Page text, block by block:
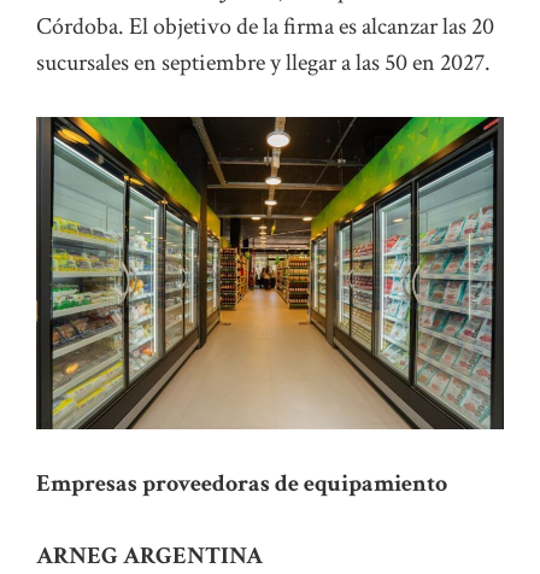
Córdoba. El objetivo de la firma es alcanzar las 20
sucursales en septiembre y llegar a las 50 en 2027.
Empresas proveedoras de equipamiento
ARNEG ARGENTINA